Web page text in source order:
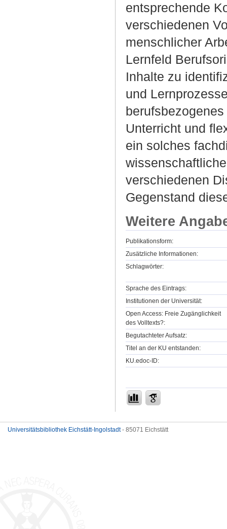
entsprechende
verschiedenen
menschlicher
Lernfeld
Inhalte zu
und
Unterricht und
ein solches
verschiedenen
Gegenstand
Weitere
Publikationsform:
Zusätzliche Informationen:
Schlagwörter:
Sprache des Eintrags:
Institutionen der Universität:
Open Access: Freie Zugänglichkeit
des Volltexts?:
Begutachteter Aufsatz:
Titel an der KU entstanden:
KU.edoc-ID:
Universitätsbibliothek Eichstätt-Ingolstadt- 85071 Eichstätt